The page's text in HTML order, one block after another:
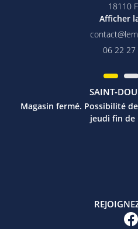
18110
Afficher
06 22 27
SAINT-
Magasin fermé. Possibilité
jeudi fin de